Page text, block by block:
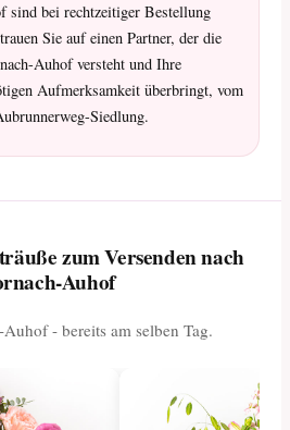
sind bei rechtzeitiger Bestellung
Sie auf einen Partner, der die
Auhof versteht und Ihre
Aufmerksamkeit überbringt, vom
Siedlung.
zum Versenden nach
Auhof
- bereits am selben Tag.